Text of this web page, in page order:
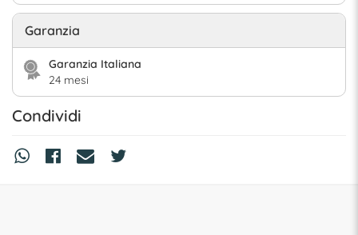
Garanzia
Garanzia Italiana
24 mesi
Condividi